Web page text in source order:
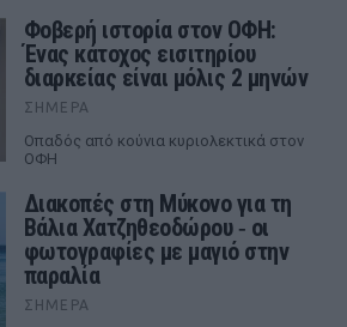
Φοβερή ιστορία στον ΟΦΗ:
Ένας κάτοχος εισιτηρίου
διαρκείας είναι μόλις 2 μηνών
ΣΉΜΕΡΑ
Οπαδός από κούνια κυριολεκτικά στον
ΟΦΗ
Διακοπές στη Μύκονο για τη
Βάλια Χατζηθεοδώρου ‑ οι
φωτογραφίες με μαγιό στην
παραλία
ΣΉΜΕΡΑ